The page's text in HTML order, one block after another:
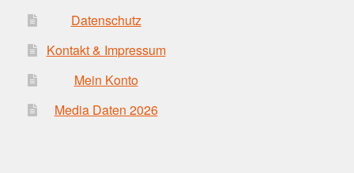
Datenschutz
Kontakt & Impressum
Mein Konto
Media Daten 2026